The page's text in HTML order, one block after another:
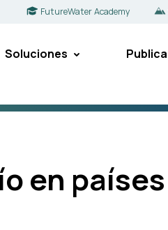
FutureWater Academy
Soluciones
en